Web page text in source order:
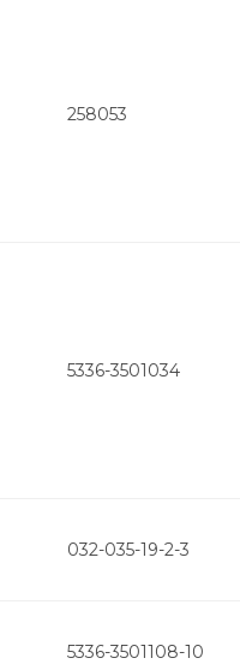
258053
5336-3501034
032-035-19-2-3
5336-3501108-10